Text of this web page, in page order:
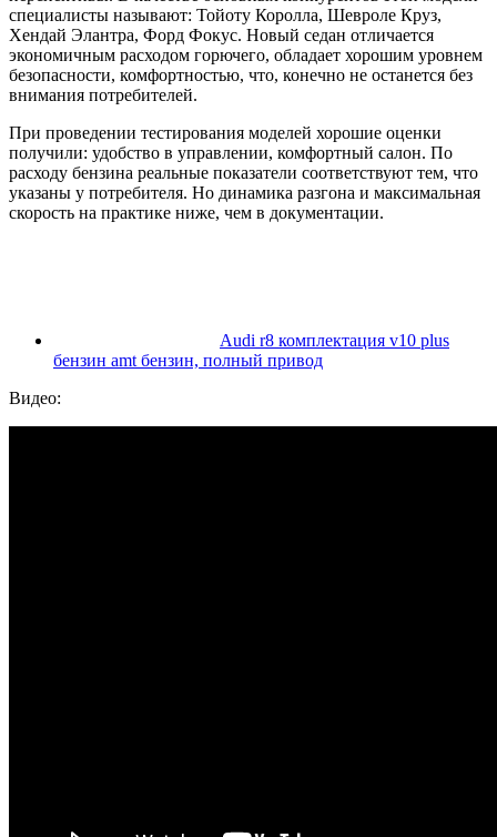
специалисты называют: Тойоту Королла, Шевроле Круз,
Хендай Элантра, Форд Фокус. Новый седан отличается
экономичным расходом горючего, обладает хорошим уровнем
безопасности, комфортностью, что, конечно не останется без
внимания потребителей.
При проведении тестирования моделей хорошие оценки
получили: удобство в управлении, комфортный салон. По
расходу бензина реальные показатели соответствуют тем, что
указаны у потребителя. Но динамика разгона и максимальная
скорость на практике ниже, чем в документации.
Audi r8 комплектация v10 plus
бензин amt бензин, полный привод
Видео: